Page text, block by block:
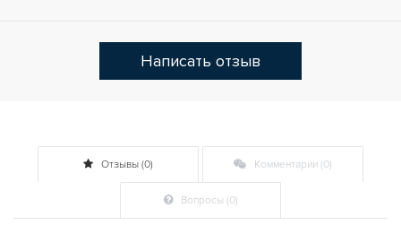
Написать отзыв
Отзывы (0) Комментарии (0)
Вопросы (0)